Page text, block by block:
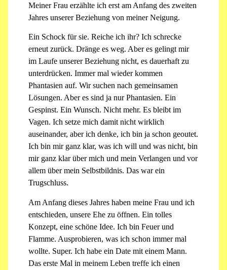
Meiner Frau erzählte ich erst am Anfang des zweiten
Jahres unserer Beziehung von meiner Neigung.
Ein Schock für sie. Reiche ich ihr? Ich schrecke
erneut zurück. Dränge es weg. Aber es gelingt mir
im Laufe unserer Beziehung nicht, es dauerhaft zu
unterdrücken. Immer mal wieder kommen
Phantasien auf. Wir suchen nach gemeinsamen
Lösungen. Aber es sind ja nur Phantasien. Ein
Gespinst. Ein Wunsch. Nicht mehr. Es bleibt im
Vagen. Ich setze mich damit nicht wirklich
auseinander, aber ich denke, ich bin ja schon geoutet.
Ich bin mir ganz klar, was ich will und was nicht, bin
mir ganz klar über mich und mein Verlangen und vor
allem über mein Selbstbildnis. Das war ein
Trugschluss.
Am Anfang dieses Jahres haben meine Frau und ich
entschieden, unsere Ehe zu öffnen. Ein tolles
Konzept, eine schöne Idee. Ich bin Feuer und
Flamme. Ausprobieren, was ich schon immer mal
wollte. Super. Ich habe ein Date mit einem Mann.
Das erste Mal in meinem Leben treffe ich einen